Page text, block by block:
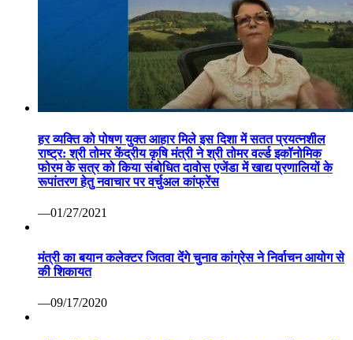
हर व्यक्ति को पोषण युक्त आहार मिले इस दिशा में सतत प्रयत्नशील
राष्ट्र: श्री तोमर केंद्रीय कृषि मंत्री ने श्री तोमर वर्ल्ड इकॉनोमिक
फोरम के सत्र को किया संबोधित दावोस एजेंडा में खाद्य प्रणालियों के
रूपांतरण हेतु नवाचार पर वर्चुअल कांफ्रेंस
—01/27/2021
मंत्री का बयान कलेक्टर जितवा देंगे चुनाव कांग्रेस ने निर्वाचन आयोग से
की शिकायत
—09/17/2020